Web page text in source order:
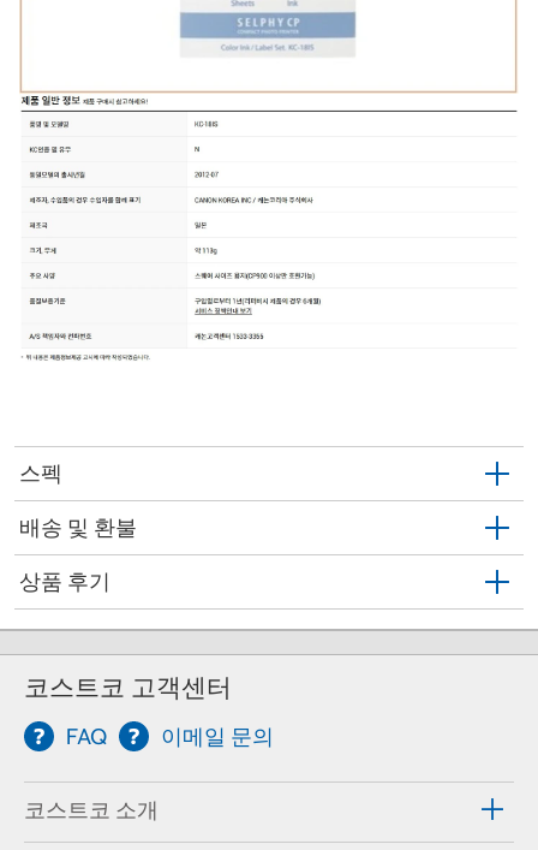
스펙
배송 및 환불
상품 후기
코스트코 고객센터
FAQ 이메일 문의
코스트코 소개